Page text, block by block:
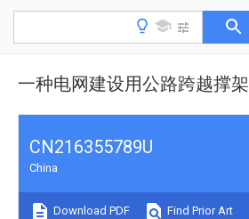
一种电网建设用公路跨越撑架
CN216355789U
China
Download PDF Find Prior Art